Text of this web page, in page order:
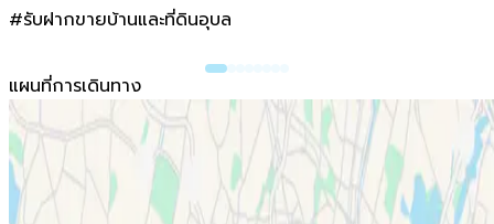
#รับฝากขายบ้านและที่ดินอุบล
แผนที่การเดินทาง